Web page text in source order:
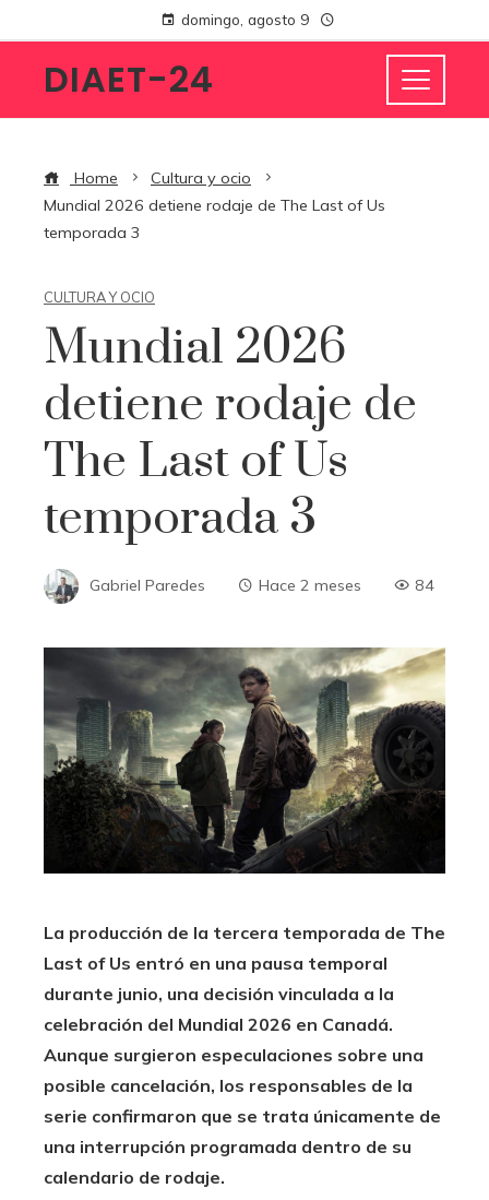
domingo, agosto 9
DIAET-24
Home
Cultura y ocio
Mundial 2026 detiene rodaje de The Last of Us
temporada 3
CULTURA Y OCIO
Mundial 2026
detiene rodaje de
The Last of Us
temporada 3
Gabriel Paredes Hace 2 meses 84
La producción de la tercera temporada de The
Last of Us entró en una pausa temporal
durante junio, una decisión vinculada a la
celebración del Mundial 2026 en Canadá.
Aunque surgieron especulaciones sobre una
posible cancelación, los responsables de la
serie confirmaron que se trata únicamente de
una interrupción programada dentro de su
calendario de rodaje.